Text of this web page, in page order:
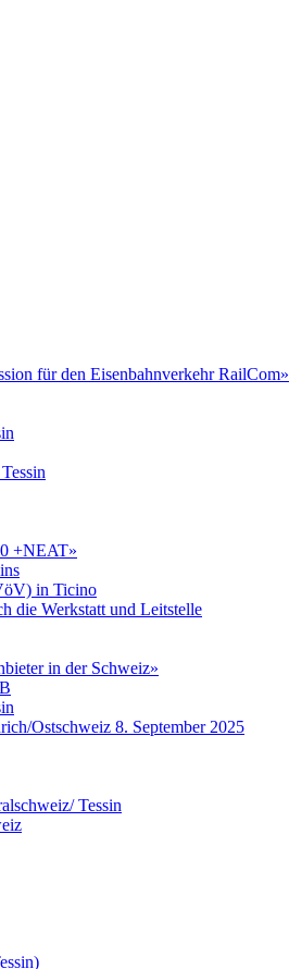
für den Eisenbahnverkehr RailCom»
+NEAT»
in Ticino
die Werkstatt und Leitstelle
in der Schweiz»
Ostschweiz 8. September 2025
Tessin